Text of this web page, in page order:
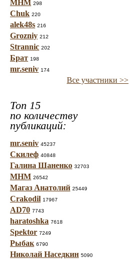
МНМ 298
Chuk 220
alek48s 216
Grozniy 212
Strannic 202
Брат 198
mr.seniv 174
Все участники >>
Топ 15
по количеству
публикаций:
mr.seniv 45237
Скилеф 40848
Галина Шаненко 32703
МНМ 26542
Магаз Анатолий 25449
Crakodil 17967
AD70 7743
haratoshka 7618
Spektor 7249
Рыбак 6790
Николай Наседкин 5090